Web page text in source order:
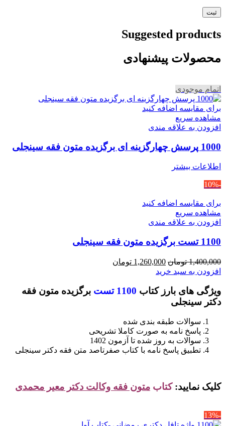
Suggested products
محصولات پیشنهادی
اتمام موجودی
برای مقایسه اضافه کنید
مشاهده سریع
افزودن به علاقه مندی
1000 پرسش چهارگزینه ای برگزیده متون فقه سینجلی
اطلاعات بیشتر
-10%
برای مقایسه اضافه کنید
مشاهده سریع
افزودن به علاقه مندی
1100 تست برگزیده متون فقه سینجلی
1,400,000 تومان قیمت
اصلی
بود.
1,260,000 تومان
است.
افزودن به سبد خرید
ویژگی های بارز کتاب 1100 تست
برگزیده متون فقه
دکتر سینجلی
سوالات طبقه بندی شده
پاسخ نامه به صورت کاملا تشریحی
سوالات به روز شده تا آزمون 1402
تطبیق پاسخ نامه با کتاب صفرتاصد متن فقه دکتر سینجلی
کلیک نمایید: کتاب متون فقه وکالت دکتر معیر محمدی
-13%